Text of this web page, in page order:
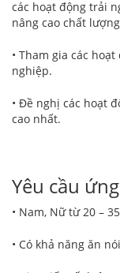
các hoạt động trải
nâng cao chất
• Tham gia các
nghiệp.
• Đề nghị các hoạt
cao nhất.
Yêu cầu
• Nam, Nữ từ 20 –
• Có khả năng ăn